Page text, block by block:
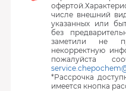
числе внешний
указанных или
без
заметили не
некорректную
пожалуйста
*Рассрочка
имеется кнопка